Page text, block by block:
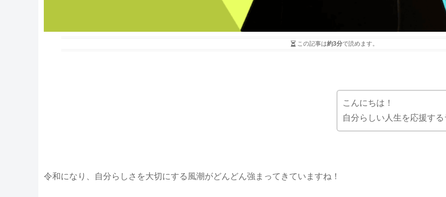
この記事は約3分で読めます。
こんにちは！
自分らしい人生を応援す
令和になり、自分らしさを大切にする風潮がどんどん強まってきていますね！